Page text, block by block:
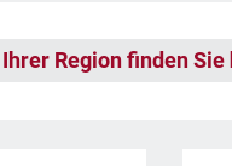
Region finden Sie